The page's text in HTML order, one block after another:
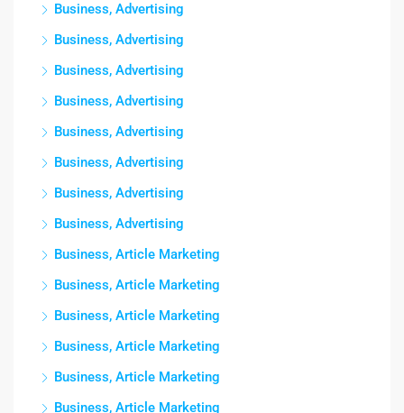
Business, Advertising
Business, Advertising
Business, Advertising
Business, Advertising
Business, Advertising
Business, Advertising
Business, Advertising
Business, Advertising
Business, Article Marketing
Business, Article Marketing
Business, Article Marketing
Business, Article Marketing
Business, Article Marketing
Business, Article Marketing